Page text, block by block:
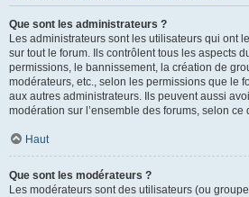
Que sont les administrateurs ?
Les administrateurs sont les utilisateurs qui ont
sur tout le forum. Ils contrôlent tous les aspects
permissions, le bannissement, la création de
modérateurs, etc., selon les permissions que le
aux autres administrateurs. Ils peuvent aussi
modération sur l’ensemble des forums, selon
Haut
Que sont les modérateurs ?
Les modérateurs sont des utilisateurs (ou